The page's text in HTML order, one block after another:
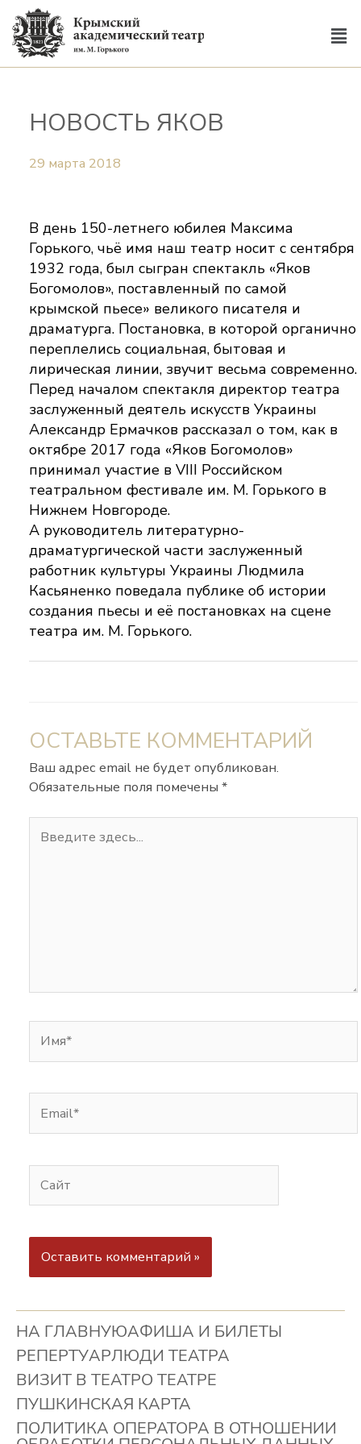
НОВОСТЬ ЯКОВ
29 марта 2018
В день 150-летнего юбилея Максима
Горького, чьё имя наш театр носит с сентября
1932 года, был сыгран спектакль «Яков
Богомолов», поставленный по самой
крымской пьесе» великого писателя и
драматурга. Постановка, в которой органично
переплелись социальная, бытовая и
лирическая линии, звучит весьма современно.
Перед началом спектакля директор театра
заслуженный деятель искусств Украины
Александр Ермачков рассказал о том, как в
октябре 2017 года «Яков Богомолов»
принимал участие вVIII Российском
театральном фестивале им. М. Горького в
Нижнем Новгороде.
А руководитель литературно-
драматургической части заслуженный
работник культуры Украины Людмила
Касьяненко поведала публике об истории
создания пьесы и её постановках на сцене
театра им. М. Горького.
ОСТАВЬТЕ КОММЕНТАРИЙ
Ваш адрес email не будет опубликован.
Обязательные поля помечены*
НА ГЛАВНУЮАФИША И БИЛЕТЫ
РЕПЕРТУАРЛЮДИ ТЕАТРА
ВИЗИТ В ТЕАТРО ТЕАТРЕ
ПУШКИНСКАЯ КАРТА
ПОЛИТИКА ОПЕРАТОРА В ОТНОШЕНИИ